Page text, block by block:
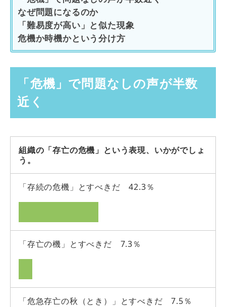
なぜ問題になるのか
「難易度が高い」と似た現象
危機か時機かという分け方
「危機」で問題なしの声が半数
近く
組織の「存亡の危機」という表現、いかがでしょ
う。
「存続の危機」とすべきだ 42.3％
「存亡の機」とすべきだ 7.3％
「危急存亡の秋（とき）」とすべきだ 7.5％